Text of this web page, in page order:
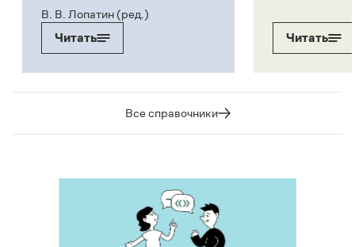
В. В. Лопатин (ред.)
Читать
Читать
Все справочники